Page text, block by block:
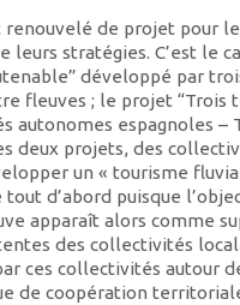
renouvelé de projet pour
leurs stratégies. C’est le
développé par
fleuves ; le projet
autonomes espagnoles
deux projets, des
un « tourisme
d’abord puisque
apparaît alors comme
des collectivités
ces collectivités autour
de coopération